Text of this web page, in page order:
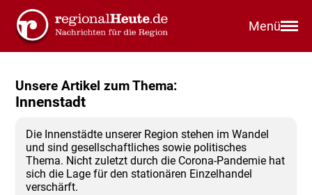
Menü
Unsere Artikel zum Thema:
Innenstadt
Die Innenstädte unserer Region stehen im Wandel
und sind gesellschaftliches sowie politisches
Thema. Nicht zuletzt durch die Corona-Pandemie hat
sich die Lage für den stationären Einzelhandel
verschärft.